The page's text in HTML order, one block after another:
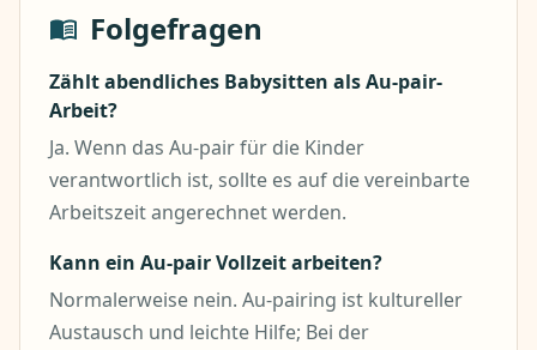
Folgefragen
Zählt abendliches Babysitten als Au-pair-
Arbeit?
Ja. Wenn das Au-pair für die Kinder
verantwortlich ist, sollte es auf die vereinbarte
Arbeitszeit angerechnet werden.
Kann ein Au-pair Vollzeit arbeiten?
Normalerweise nein. Au-pairing ist kultureller
Austausch und leichte Hilfe; Bei der